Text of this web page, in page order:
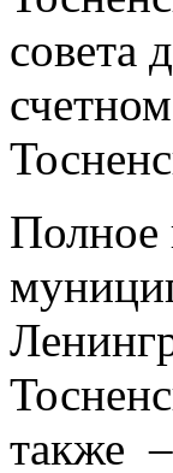
совета
Полное
также